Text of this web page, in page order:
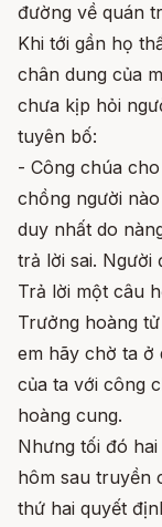
đường về quán
Khi tới gần họ
chân dung của
chưa kịp hỏi
tuyên bố:
- Công chúa
chồng người
duy nhất do
trả lời sai. Người
Trả lời một câu
Trưởng hoàng
em hãy chờ ta ở
của ta với công
hoàng cung.
Nhưng tối đó
hôm sau truyền
thứ hai quyết